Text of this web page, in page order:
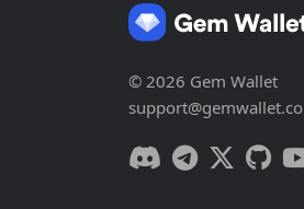
© 2026 Gem Wallet